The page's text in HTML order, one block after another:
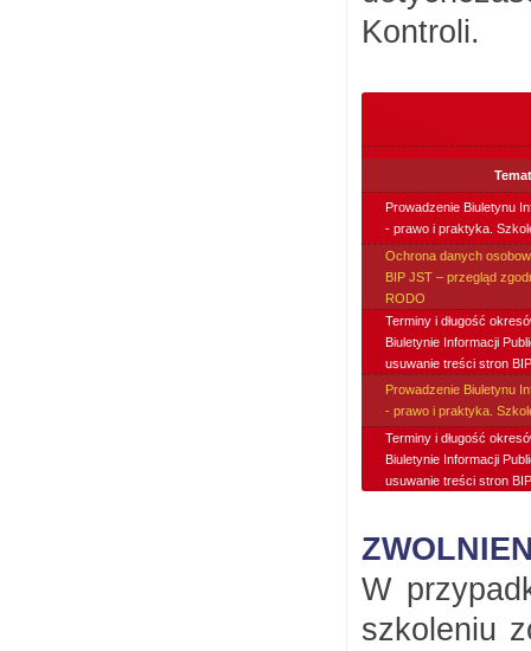
Kontroli.
Temat
Prowadzenie Biuletynu
- prawo i praktyka.
Ochrona danych
BIP JST – przegląd
RODO
Terminy i długość
Biuletynie Informacji
usuwanie treści stron
Prowadzenie Biuletynu
- prawo i praktyka.
Terminy i długość
Biuletynie Informacji
usuwanie treści stron
W
szkoleniu